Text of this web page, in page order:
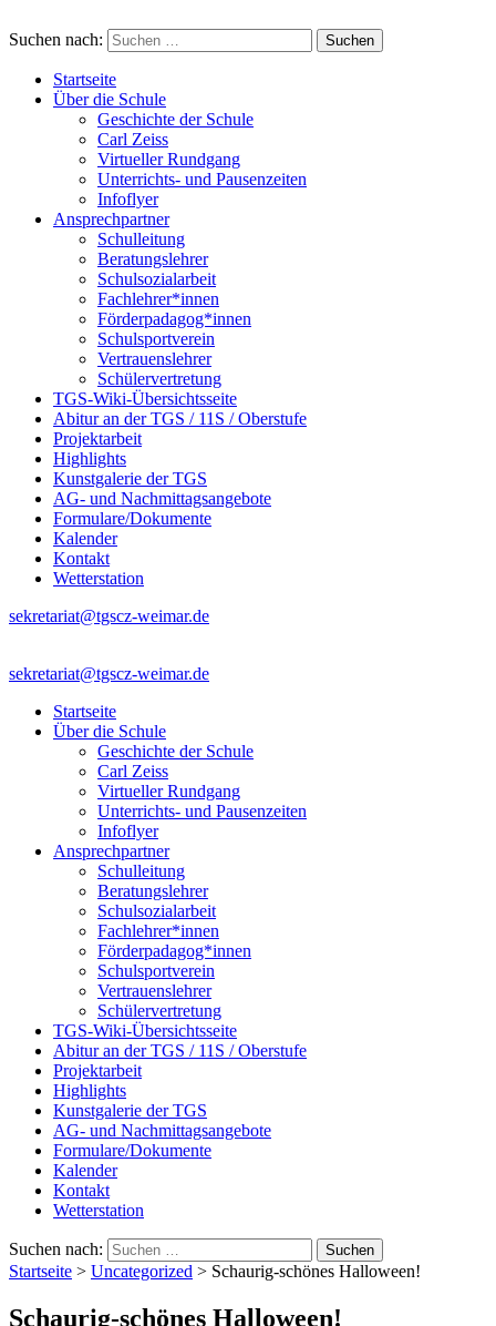
Suchen nach:
Startseite
Über die Schule
Geschichte der Schule
Carl Zeiss
Virtueller Rundgang
Unterrichts- und Pausenzeiten
Infoflyer
Ansprechpartner
Schulleitung
Beratungslehrer
Schulsozialarbeit
Fachlehrer*innen
Förderpadagog*innen
Schulsportverein
Vertrauenslehrer
Schülervertretung
TGS-Wiki-Übersichtsseite
Abitur an der TGS / 11S / Oberstufe
Projektarbeit
Highlights
Kunstgalerie der TGS
AG- und Nachmittagsangebote
Formulare/Dokumente
Kalender
Kontakt
Wetterstation
sekretariat@tgscz-weimar.de
sekretariat@tgscz-weimar.de
Startseite
Über die Schule
Geschichte der Schule
Carl Zeiss
Virtueller Rundgang
Unterrichts- und Pausenzeiten
Infoflyer
Ansprechpartner
Schulleitung
Beratungslehrer
Schulsozialarbeit
Fachlehrer*innen
Förderpadagog*innen
Schulsportverein
Vertrauenslehrer
Schülervertretung
TGS-Wiki-Übersichtsseite
Abitur an der TGS / 11S / Oberstufe
Projektarbeit
Highlights
Kunstgalerie der TGS
AG- und Nachmittagsangebote
Formulare/Dokumente
Kalender
Kontakt
Wetterstation
Suchen nach:
Startseite > Uncategorized > Schaurig-schönes Halloween!
Schaurig-schönes Halloween!